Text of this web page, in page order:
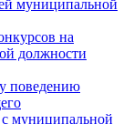
муниципальной
на
должности
поведению
муниципальной